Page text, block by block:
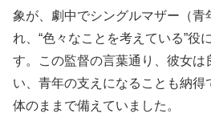
象が、劇中でシングルマザー（青
れ、“色々なことを考えている”役
す。この監督の言葉通り、彼女は
い、青年の支えになることも納得
体のままで備えていました。